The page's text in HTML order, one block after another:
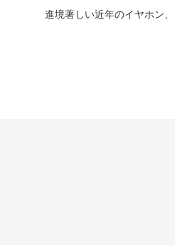
進境著しい近年のイヤホン